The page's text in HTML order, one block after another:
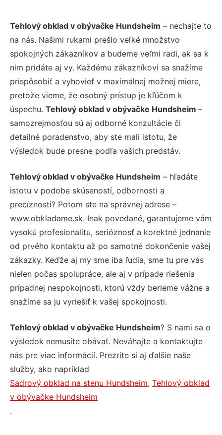
Tehlový obklad v obývačke Hundsheim – nechajte to
na nás. Našimi rukami prešlo veľké množstvo
spokojných zákazníkov a budeme veľmi radi, ak sa k
nim pridáte aj vy. Každému zákazníkovi sa snažíme
prispôsobiť a vyhovieť v maximálnej možnej miere,
pretože vieme, že osobný prístup je kľúčom k
úspechu. Tehlový obklad v obývačke Hundsheim –
samozrejmosťou sú aj odborné konzultácie či
detailné poradenstvo, aby ste mali istotu, že
výsledok bude presne podľa vašich predstáv.
Tehlový obklad v obývačke Hundsheim – hľadáte
istotu v podobe skúseností, odbornosti a
precíznosti? Potom ste na správnej adrese –
www.obkladame.sk. Inak povedané, garantujeme vám
vysokú profesionalitu, serióznosť a korektné jednanie
od prvého kontaktu až po samotné dokončenie vašej
zákazky. Keďže aj my sme iba ľudia, sme tu pre vás
nielen počas spolupráce, ale aj v prípade riešenia
prípadnej nespokojnosti, ktorú vždy berieme vážne a
snažíme sa ju vyriešiť k vašej spokojnosti.
Tehlový obklad v obývačke Hundsheim? S nami sa o
výsledok nemusíte obávať. Neváhajte a kontaktujte
nás pre viac informácií. Prezrite si aj ďalšie naše
služby, ako napríklad
Sadrový obklad na stenu Hundsheim, Tehlový obklad
v obývačke Hundsheim
.